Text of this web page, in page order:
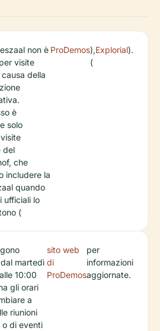
non è
visite
della
è
solo
del
che
includere la
quando
ufficiali lo
(
ProDemos),
(
Explorial).
martedì
10:00
gli orari
a
riunioni
di eventi
sito web
di
ProDemos
per
informazioni
aggiornate.